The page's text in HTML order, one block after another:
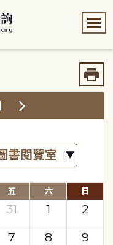
五 六 日
31 1
2
7 8
9